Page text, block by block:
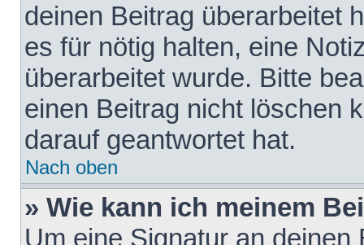
deinen Beitrag überarbeitet
es für nötig halten, eine
überarbeitet wurde. Bitte
einen Beitrag nicht löschen
darauf geantwortet hat.
Nach oben
» Wie kann ich meinem
Um eine Signatur an